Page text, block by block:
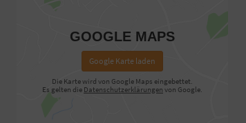
GOOGLE MAPS
Google Karte laden
Die Karte wird von Google Maps eingebettet.
Es gelten die Datenschutzerklärungen von Google.